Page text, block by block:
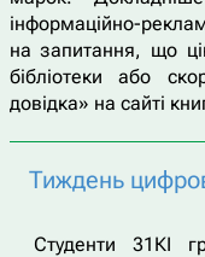
інформаційно-
на запитання, що
бібліотеки або
довідка» на сайті
Тиждень
Студенти 31КІ